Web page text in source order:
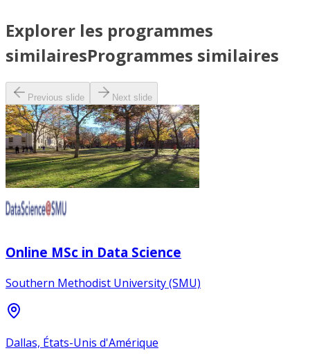
Explorer les programmes
similairesProgrammes similaires
Previous slide Next slide
Online MSc in Data Science
Southern Methodist University (SMU)
Dallas, États-Unis d'Amérique